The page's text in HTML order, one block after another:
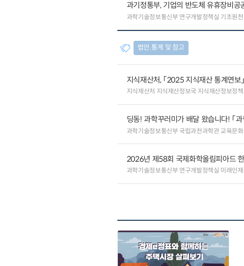
과기정통부, 기업의 반도체 유휴장비공
과학기술정보통신부 연구개발정책실 기초원
법안.통계 및 참고
지식재산처, 「2025 지식재산 통계연보
지식재산처 지식재산정보국 지식재산정보정
딩동! 과학꾸러미가 배달 왔습니다! 「
과학기술정보통신부 국립과천과학관 교육문
2026년 제58회 국제화학올림피아드
과학기술정보통신부 연구개발정책실 미래인